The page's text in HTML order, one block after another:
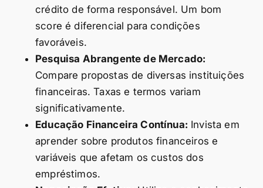
crédito de forma responsável. Um bom
score é diferencial para condições
favoráveis.
Pesquisa Abrangente de Mercado:
Compare propostas de diversas instituições
financeiras. Taxas e termos variam
significativamente.
Educação Financeira Contínua: Invista em
aprender sobre produtos financeiros e
variáveis que afetam os custos dos
empréstimos.